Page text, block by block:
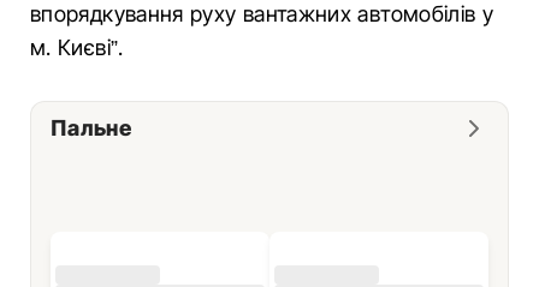
впорядкування руху вантажних автомобілів у
м. Києві”.
Пальне